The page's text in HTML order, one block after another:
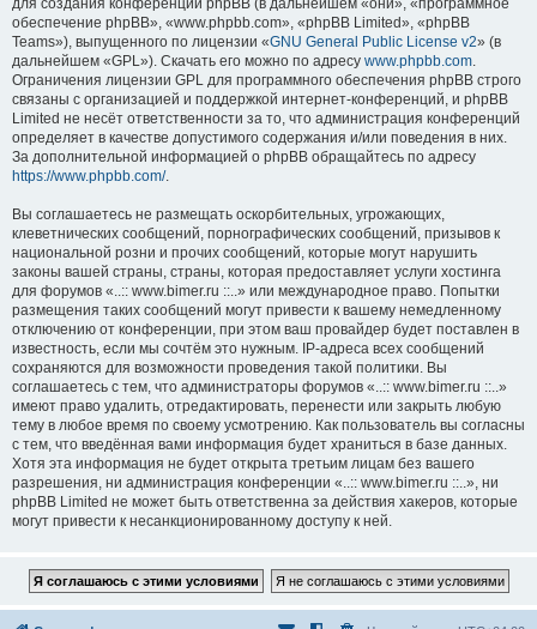
для создания конференций phpBB (в дальнейшем «они», «программное
обеспечение phpBB», «www.phpbb.com», «phpBB Limited», «phpBB
Teams»), выпущенного по лицензии «GNU General Public License v2» (в
дальнейшем «GPL»). Скачать его можно по адресу www.phpbb.com.
Ограничения лицензии GPL для программного обеспечения phpBB строго
связаны с организацией и поддержкой интернет-конференций, и phpBB
Limited не несёт ответственности за то, что администрация конференций
определяет в качестве допустимого содержания и/или поведения в них.
За дополнительной информацией о phpBB обращайтесь по адресу
https://www.phpbb.com/.
Вы соглашаетесь не размещать оскорбительных, угрожающих,
клеветнических сообщений, порнографических сообщений, призывов к
национальной розни и прочих сообщений, которые могут нарушить
законы вашей страны, страны, которая предоставляет услуги хостинга
для форумов «..:: www.bimer.ru ::..» или международное право. Попытки
размещения таких сообщений могут привести к вашему немедленному
отключению от конференции, при этом ваш провайдер будет поставлен в
известность, если мы сочтём это нужным. IP-адреса всех сообщений
сохраняются для возможности проведения такой политики. Вы
соглашаетесь с тем, что администраторы форумов «..:: www.bimer.ru ::..»
имеют право удалить, отредактировать, перенести или закрыть любую
тему в любое время по своему усмотрению. Как пользователь вы согласны
с тем, что введённая вами информация будет храниться в базе данных.
Хотя эта информация не будет открыта третьим лицам без вашего
разрешения, ни администрация конференции «..:: www.bimer.ru ::..», ни
phpBB Limited не может быть ответственна за действия хакеров, которые
могут привести к несанкционированному доступу к ней.